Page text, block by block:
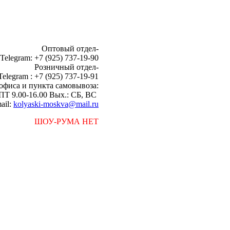
Оптовый отдел-
+7 (925) 737-19-90
Розничный отдел-
: +7 (925) 737-19-91
и пункта самовывоза:
9.00-16.00 Вых.: СБ, ВС
kolyaski-moskva@mail.ru
ШОУ-РУМА НЕТ